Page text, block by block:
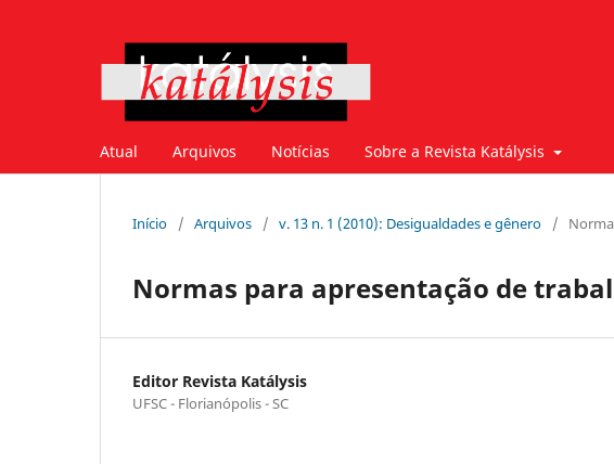
Atual Arquivos Notícias Sobre a Revista Katálysis
Início / Arquivos / v. 13 n. 1 (2010): Desigualdades e gênero /
Normas para apresentação de
Editor Revista Katálysis
UFSC - Florianópolis - SC